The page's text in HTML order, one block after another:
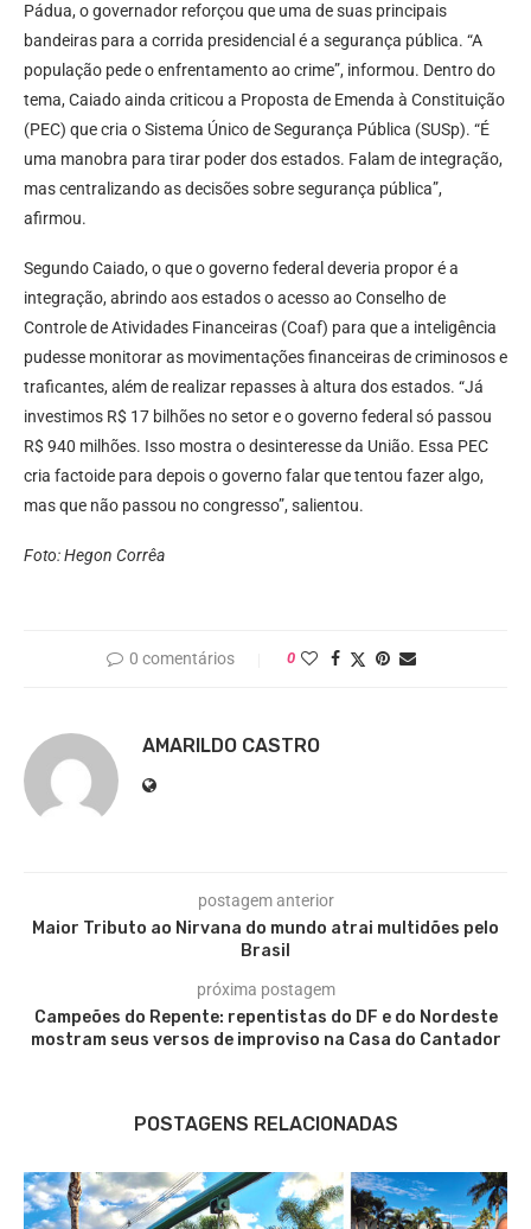
Pádua, o governador reforçou que uma de suas principais
bandeiras para a corrida presidencial é a segurança pública. “A
população pede o enfrentamento ao crime”, informou. Dentro do
tema, Caiado ainda criticou a Proposta de Emenda à Constituição
(PEC) que cria o Sistema Único de Segurança Pública (SUSp). “É
uma manobra para tirar poder dos estados. Falam de integração,
mas centralizando as decisões sobre segurança pública”,
afirmou.
Segundo Caiado, o que o governo federal deveria propor é a
integração, abrindo aos estados o acesso ao Conselho de
Controle de Atividades Financeiras (Coaf) para que a inteligência
pudesse monitorar as movimentações financeiras de criminosos e
traficantes, além de realizar repasses à altura dos estados. “Já
investimos R$ 17 bilhões no setor e o governo federal só passou
R$ 940 milhões. Isso mostra o desinteresse da União. Essa PEC
cria factoide para depois o governo falar que tentou fazer algo,
mas que não passou no congresso”, salientou.
Foto: Hegon Corrêa
0 comentários 0
AMARILDO CASTRO
postagem anterior
Maior Tributo ao Nirvana do mundo atrai multidões pelo
Brasil
próxima postagem
Campeões do Repente: repentistas do DF e do Nordeste
mostram seus versos de improviso na Casa do Cantador
POSTAGENS RELACIONADAS